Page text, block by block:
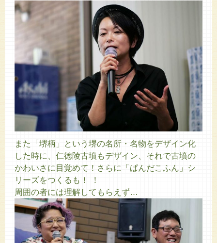
また「堺柄」という堺の名所・名物をデザイン化
した時に、仁徳陵古墳もデザイン、それで古墳の
かわいさに目覚めて！さらに「ぱんだこふん」シ
リーズをつくるも！ ！
周囲の者には理解してもらえず…